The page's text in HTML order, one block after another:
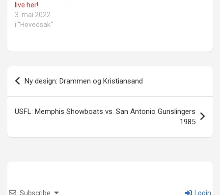
live her!
3. mai 2022
i "Hovedsak"
Innleggsnavigasjon
Ny design: Drammen og Kristiansand
USFL: Memphis Showboats vs. San Antonio Gunslingers
1985
Subscribe Login